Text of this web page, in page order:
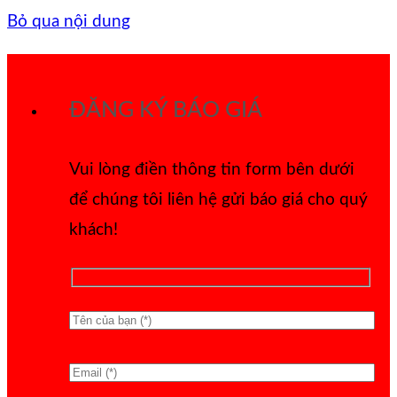
Bỏ qua nội dung
ĐĂNG KÝ BÁO GIÁ
Vui lòng điền thông tin form bên dưới
để chúng tôi liên hệ gửi báo giá cho quý
khách!